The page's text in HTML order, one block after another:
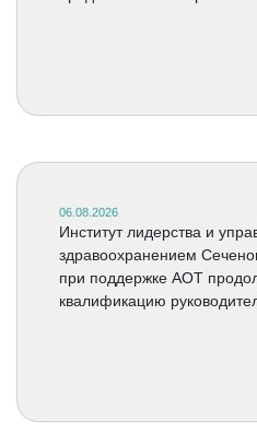
06.08.2026
Институт лидерства и
здравоохранением
при поддержке АОТ
квалификацию